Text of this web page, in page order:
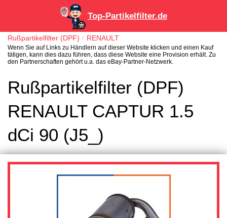
Top-Partikelfilter.de
Rußpartikelfilter (DPF) RENAULT
Wenn Sie auf Links zu Händlern auf dieser Website klicken und einen Kauf
tätigen, kann dies dazu führen, dass diese Website eine Provision erhält. Zu
den Partnerschaften gehört u.a. das eBay-Partner-Netzwerk.
Rußpartikelfilter (DPF)
RENAULT CAPTUR 1.5
dCi 90 (J5_)